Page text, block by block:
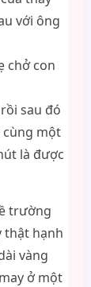
với ông
chở con
sau đó
cùng một
là được
trường
thật hạnh
vàng
ở một